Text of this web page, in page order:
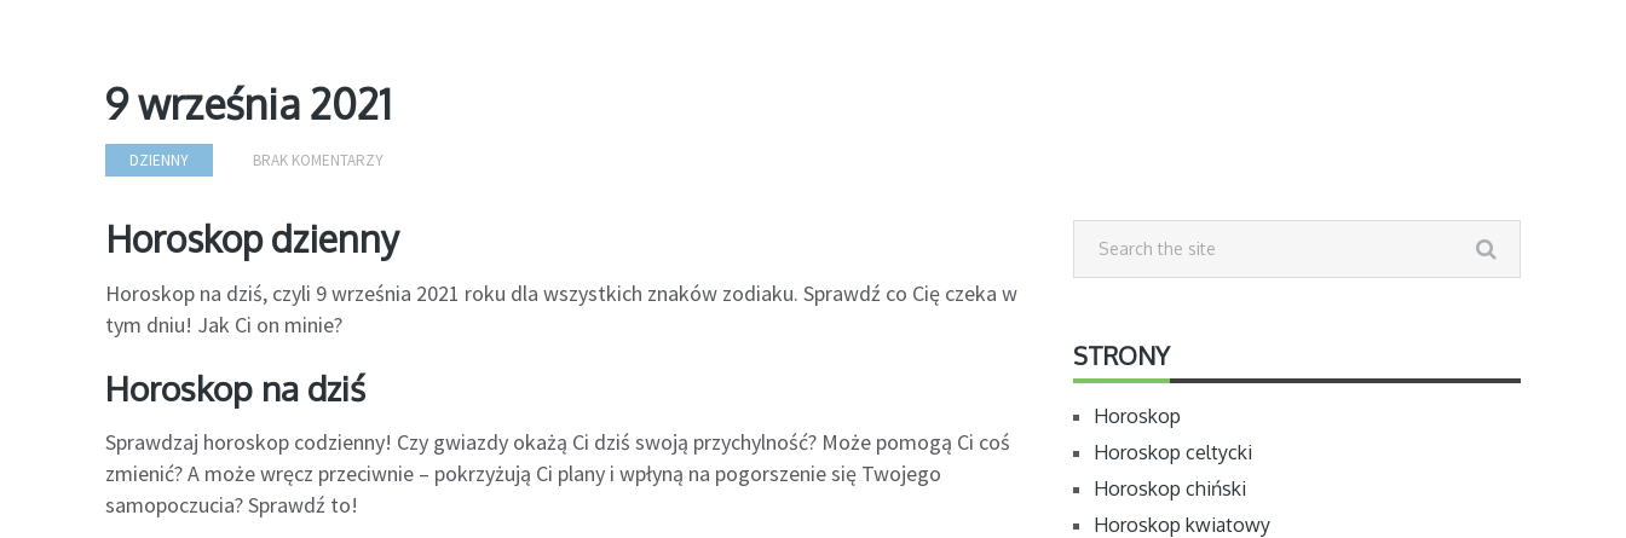
9 września 2021
DZIENNY BRAK KOMENTARZY
Horoskop dzienny
Horoskop na dziś, czyli 9 września 2021 roku dla wszystkich znaków zodiaku. Sprawdź co Cię czeka w
tym dniu! Jak Ci on minie?
Horoskop na dziś
Sprawdzaj horoskop codzienny! Czy gwiazdy okażą Ci dziś swoją przychylność? Może pomogą Ci coś
zmienić? A może wręcz przeciwnie – pokrzyżują Ci plany i wpłyną na pogorszenie się Twojego
samopoczucia? Sprawdź to!
STRONY
Horoskop
Horoskop celtycki
Horoskop chiński
Horoskop kwiatowy